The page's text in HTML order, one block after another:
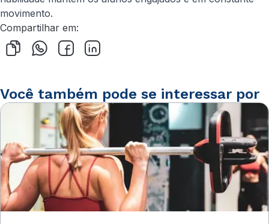
movimento.
Compartilhar em:
Você também pode se interessar por